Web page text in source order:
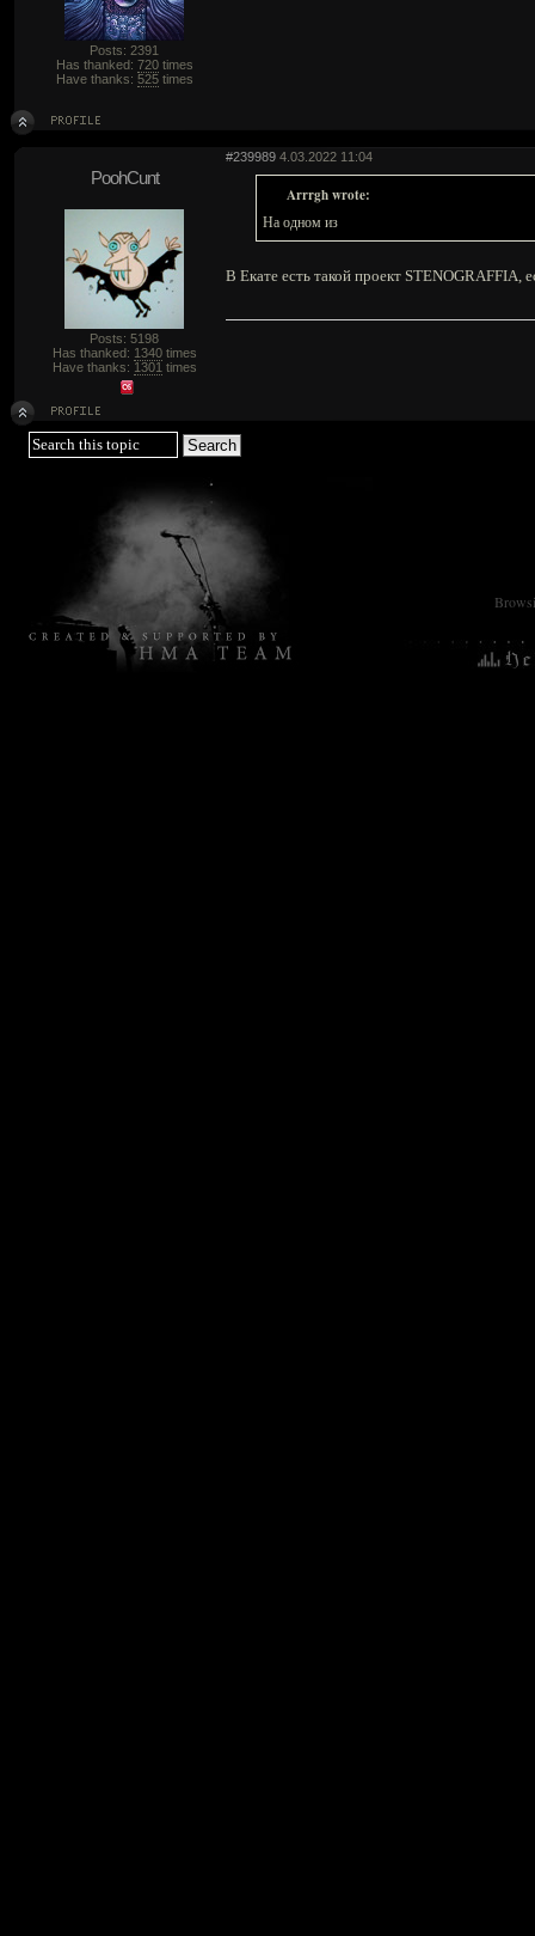
Posts: 2391
Has thanked: 720times
Have thanks: 525times
#239989 4.03.2022 11:04
PoohCunt
Posts: 5198
Has thanked: 1340times
Have thanks: 1301 times
Arrrgh wrote:
На одном из
В Екате есть такой проект STENOGRAFFIA,